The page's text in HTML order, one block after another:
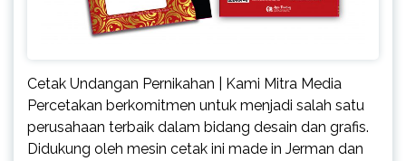
Cetak Undangan Pernikahan | Kami Mitra Media
Percetakan berkomitmen untuk menjadi salah satu
perusahaan terbaik dalam bidang desain dan grafis.
Didukung oleh mesin cetak ini made in Jerman dan